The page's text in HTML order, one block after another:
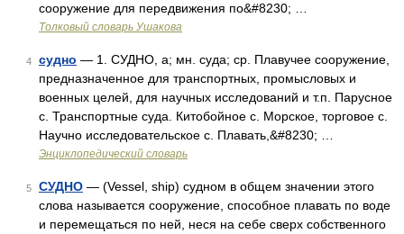
сооружение для передвижения по&#8230; …
Толковый словарь Ушакова
4 судно — 1. СУДНО, а; мн. суда; ср. Плавучее сооружение,
предназначенное для транспортных, промысловых и
военных целей, для научных исследований и т.п. Парусное
с. Транспортные суда. Китобойное с. Морское, торговое с.
Научно исследовательское с. Плавать,&#8230; …
Энциклопедический словарь
5 СУДНО — (Vessel, ship) судном в общем значении этого
слова называется сооружение, способное плавать по воде
и перемещаться по ней, неся на себе сверх собственного